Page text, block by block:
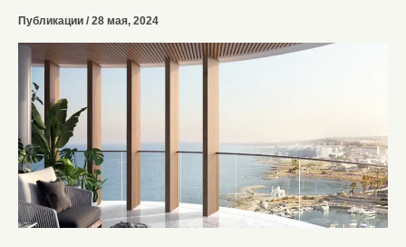
Публикации / 28 мая, 2024